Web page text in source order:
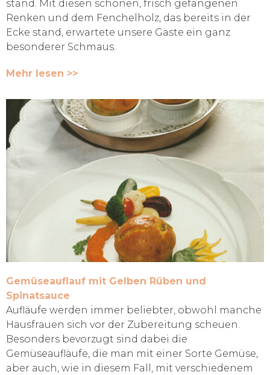
stand. Mit diesen schönen, frisch gefangenen
Renken und dem Fenchelholz, das bereits in der
Ecke stand, erwartete unsere Gäste ein ganz
besonderer Schmaus.
Mehr lesen >>
Gemüseauflauf mit Gelben Rüben und
Spinatsauce
Aufläufe werden immer beliebter, obwohl manche
Hausfrauen sich vor der Zubereitung scheuen.
Besonders bevorzugt sind dabei die
Gemüseaufläufe, die man mit einer Sorte Gemüse,
aber auch, wie in diesem Fall, mit verschiedenem